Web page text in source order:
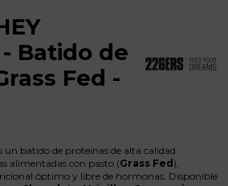
- Batido de
Fed -
un batido de proteínas de alta calidad
alimentadas con pasto (Grass Fed),
óptimo y libre de hormonas. Disponible